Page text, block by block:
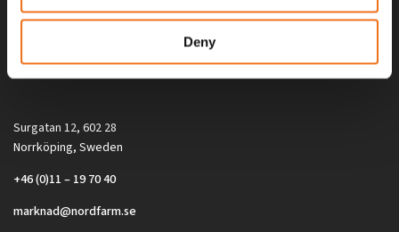
Deny
Alla priser på tillbehör och tillval gäller vid köp av ny maskin. Priserna
gäller inte vid köp av enskild produkt, till exempel
Surgatan 12, 602 28
Norrköping, Sweden
+46 (0)11 – 19 70 40
marknad@nordfarm.se